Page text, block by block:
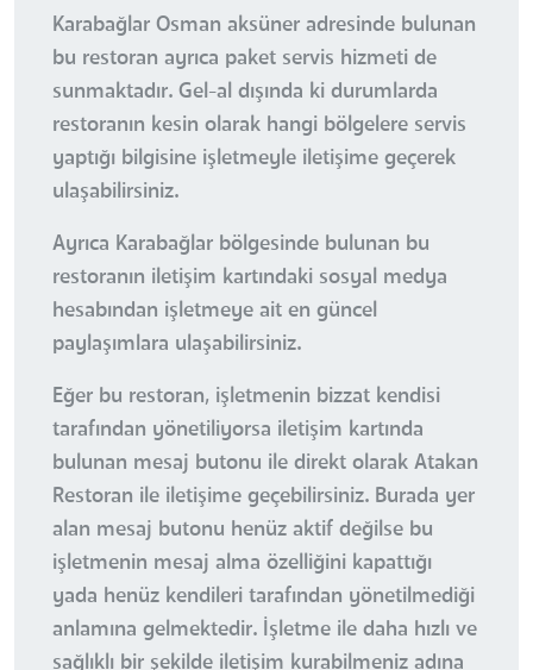
Karabağlar Osman aksüner adresinde bulunan
bu restoran ayrıca paket servis hizmeti de
sunmaktadır. Gel-al dışında ki durumlarda
restoranın kesin olarak hangi bölgelere servis
yaptığı bilgisine işletmeyle iletişime geçerek
ulaşabilirsiniz.
Ayrıca Karabağlar bölgesinde bulunan bu
restoranın iletişim kartındaki sosyal medya
hesabından işletmeye ait en güncel
paylaşımlara ulaşabilirsiniz.
Eğer bu restoran, işletmenin bizzat kendisi
tarafından yönetiliyorsa iletişim kartında
bulunan mesaj butonu ile direkt olarak Atakan
Restoran ile iletişime geçebilirsiniz. Burada yer
alan mesaj butonu henüz aktif değilse bu
işletmenin mesaj alma özelliğini kapattığı
yada henüz kendileri tarafından yönetilmediği
anlamına gelmektedir. İşletme ile daha hızlı ve
sağlıklı bir şekilde iletişim kurabilmeniz adına